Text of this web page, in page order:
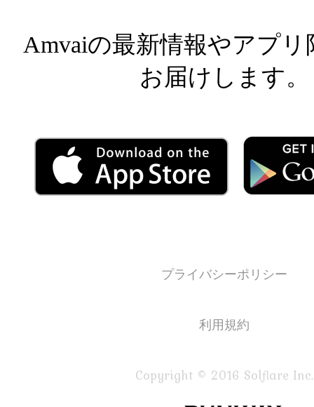
Amvaiの最新情報やアプリ
お届けします。
プライバシーポリシー
利用規約
Copyright © 2016 Solflare Inc.